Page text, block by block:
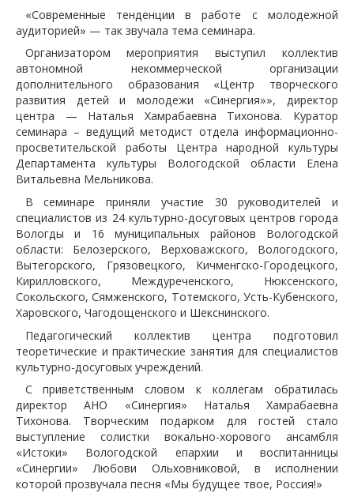
«Современные тенденции в работе с молодежной
аудиторией» — так звучала тема семинара.
Организатором мероприятия выступил коллектив
автономной некоммерческой организации
дополнительного образования «Центр творческого
развития детей и молодежи «Синергия»», директор
центра — Наталья Хамрабаевна Тихонова. Куратор
семинара – ведущий методист отдела информационно-
просветительской работы Центра народной культуры
Департамента культуры Вологодской области Елена
Витальевна Мельникова.
В семинаре приняли участие 30 руководителей и
специалистов из 24 культурно-досуговых центров города
Вологды и 16 муниципальных районов Вологодской
области: Белозерского, Верховажского, Вологодского,
Вытегорского, Грязовецкого, Кичменгско-Городецкого,
Кирилловского, Междуреченского, Нюксенского,
Сокольского, Сямженского, Тотемского, Усть-Кубенского,
Харовского, Чагодощенского и Шекснинского.
Педагогический коллектив центра подготовил
теоретические и практические занятия для специалистов
культурно-досуговых учреждений.
С приветственным словом к коллегам обратилась
директор АНО «Синергия» Наталья Хамрабаевна
Тихонова. Творческим подарком для гостей стало
выступление солистки вокально-хорового ансамбля
«Истоки» Вологодской епархии и воспитанницы
«Синергии» Любови Ольховниковой, в исполнении
которой прозвучала песня «Мы будущее твое, Россия!»